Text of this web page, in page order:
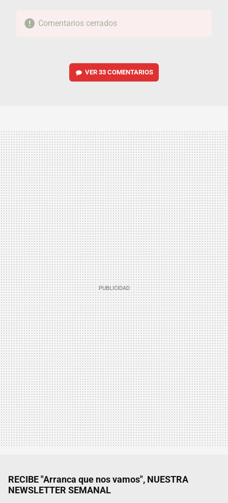
Comentarios cerrados
VER 33 COMENTARIOS
RECIBE "Arranca que nos vamos", NUESTRA
NEWSLETTER SEMANAL